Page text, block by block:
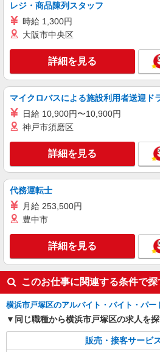
レジ・商品陳列スタッフ
時給 1,300円
大阪市中央区
詳細を見る
マイクロバスによる施設利用者送迎ド
日給 10,900円〜10,900円
神戸市須磨区
詳細を見る
代務運転士
月給 253,500円
豊中市
詳細を見る
このお仕事に関連する条件で探
横浜市戸塚区のアルバイト・バイト・パー
同じ職種から横浜市戸塚区の求人を
販売・接客サービ